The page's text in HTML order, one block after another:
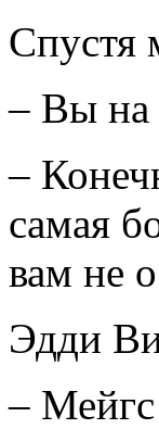
Спустя
– Вы на
–
самая
вам не
Эдди
–